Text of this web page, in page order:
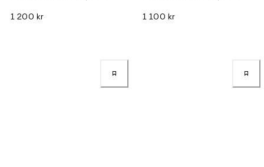
1 200 kr 1 100 kr